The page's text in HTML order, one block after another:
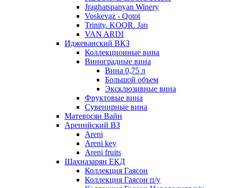
Jraghatspanyan Winery
Voskevaz - Qotot
Trinity. KOOR. Jan
VAN ARDI
Иджеванский ВКЗ
Коллекционные вина
Виноградные вина
Вина 0,75 л
Большой объем
Эксклюзивные вина
Фруктовые вина
Cувенирные вина
Матевосян Вайн
Аренийский ВЗ
Areni
Areni key
Areni fruits
Шахназарян ЕКД
Коллекция Гаясон
Коллекция Гаясон п/у